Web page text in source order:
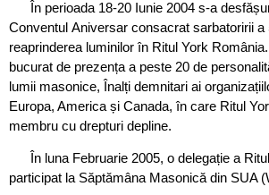
În perioada 18-20 Iunie 2004 s-a
Conventul Aniversar consacrat sarbatoririi a
reaprinderea luminilor în Ritul York
bucurat de prezența a peste 20 de
lumii masonice, Înalți demnitari ai
Europa, America și Canada, în care Ritul
membru cu drepturi depline.
În luna Februarie 2005, o delegație a
participat la Săptămâna Masonică din SUA